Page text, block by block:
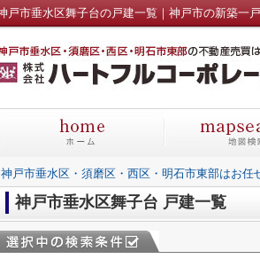
神戸市垂水区・須磨区・西区・明石市東部はお任
神戸市垂水区舞子台 戸建一覧